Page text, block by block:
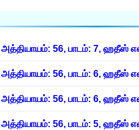
அத்தியாயம்: 56, பாடம்: 7, ஹதீஸ்
அத்தியாயம்: 56, பாடம்: 6, ஹதீஸ்
அத்தியாயம்: 56, பாடம்: 6, ஹதீஸ்
அத்தியாயம்: 56, பாடம்: 5, ஹதீஸ்